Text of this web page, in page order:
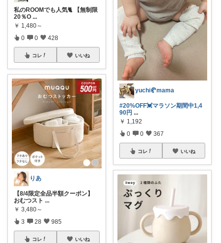
私のROOMでも人気🐈 【無制限
20％O ...
￥ 1,480～
0 0 428
コレ いいね
りあ
【8/4限定全品半額クーポン】
おむつスト ...
￥ 3,480～
3 28 985
コレ いいね
yuchi🥐mama
#20%OFF💓マラソン期間中1,4
90円 ...
￥ 1,192
0 0 367
コレ いいね